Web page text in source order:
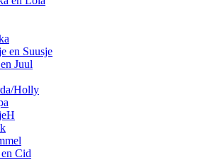
en Suusje
Juul
Holly
Cid